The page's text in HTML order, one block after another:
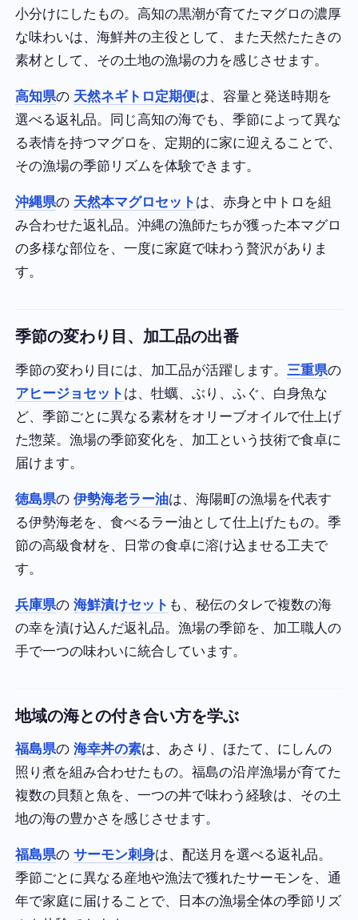
小分けにしたもの。高知の黒潮が育てたマグロの濃厚
な味わいは、海鮮丼の主役として、また天然たたきの
素材として、その土地の漁場の力を感じさせます。
高知県の 天然ネギトロ定期便は、容量と発送時期を
選べる返礼品。同じ高知の海でも、季節によって異な
る表情を持つマグロを、定期的に家に迎えることで、
その漁場の季節リズムを体験できます。
沖縄県の 天然本マグロセット は、赤身と中トロを組
み合わせた返礼品。沖縄の漁師たちが獲った本マグロ
の多様な部位を、一度に家庭で味わう贅沢がありま
す。
季節の変わり目、加工品の出番
季節の変わり目には、加工品が活躍します。 三重県の
アヒージョセット は、牡蠣、ぶり、ふぐ、白身魚な
ど、季節ごとに異なる素材をオリーブオイルで仕上げ
た惣菜。漁場の季節変化を、加工という技術で食卓に
届けます。
徳島県の伊勢海老ラー油は、海陽町の漁場を代表す
る伊勢海老を、食べるラー油として仕上げたもの。季
節の高級食材を、日常の食卓に溶け込ませる工夫で
す。
兵庫県の海鮮漬けセット も、秘伝のタレで複数の海
の幸を漬け込んだ返礼品。漁場の季節を、加工職人の
手で一つの味わいに統合しています。
地域の海との付き合い方を学ぶ
福島県の海幸丼の素は、あさり、ほたて、にしんの
照り煮を組み合わせたもの。福島の沿岸漁場が育てた
複数の貝類と魚を、一つの丼で味わう経験は、その土
地の海の豊かさを感じさせます。
福島県のサーモン刺身は、配送月を選べる返礼品。
季節ごとに異なる産地や漁法で獲れたサーモンを、通
年で家庭に届けることで、日本の漁場全体の季節リズ